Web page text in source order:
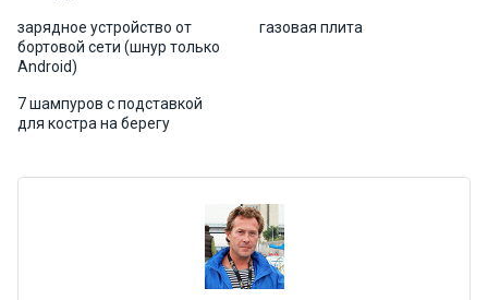
зарядное устройство от
бортовой сети (шнур только
Android)
газовая плита
7 шампуров с подставкой
для костра на берегу
О нас
ммы
отдыха